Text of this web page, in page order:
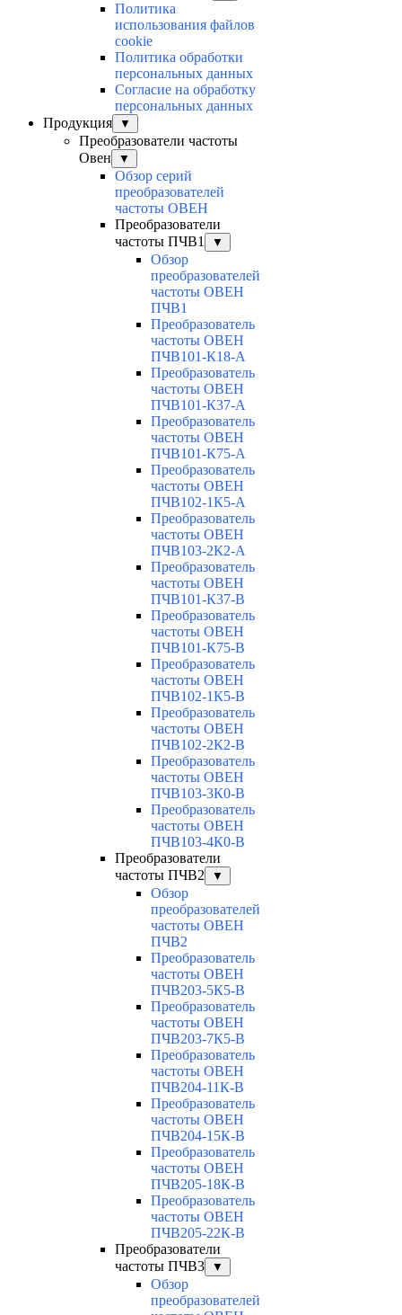
Политика
использования файлов
cookie
Политика обработки
персональных данных
Согласие на обработку
персональных данных
Продукция
▼
Преобразователи частоты
Овен
▼
Обзор серий
преобразователей
частоты ОВЕН
Преобразователи
частоты ПЧВ1
▼
Обзор
преобразователей
частоты ОВЕН
ПЧВ1
Преобразователь
частоты ОВЕН
ПЧВ101-К18-А
Преобразователь
частоты ОВЕН
ПЧВ101-К37-А
Преобразователь
частоты ОВЕН
ПЧВ101-К75-А
Преобразователь
частоты ОВЕН
ПЧВ102-1К5-А
Преобразователь
частоты ОВЕН
ПЧВ103-2К2-А
Преобразователь
частоты ОВЕН
ПЧВ101-К37-В
Преобразователь
частоты ОВЕН
ПЧВ101-К75-В
Преобразователь
частоты ОВЕН
ПЧВ102-1К5-В
Преобразователь
частоты ОВЕН
ПЧВ102-2К2-В
Преобразователь
частоты ОВЕН
ПЧВ103-3К0-В
Преобразователь
частоты ОВЕН
ПЧВ103-4К0-В
Преобразователи
частоты ПЧВ2
▼
Обзор
преобразователей
частоты ОВЕН
ПЧВ2
Преобразователь
частоты ОВЕН
ПЧВ203-5К5-В
Преобразователь
частоты ОВЕН
ПЧВ203-7К5-В
Преобразователь
частоты ОВЕН
ПЧВ204-11К-В
Преобразователь
частоты ОВЕН
ПЧВ204-15К-В
Преобразователь
частоты ОВЕН
ПЧВ205-18К-В
Преобразователь
частоты ОВЕН
ПЧВ205-22К-В
Преобразователи
частоты ПЧВ3
▼
Обзор
преобразователей